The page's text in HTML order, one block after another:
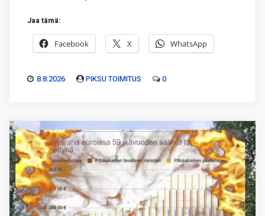
Jaa tämä:
Facebook X WhatsApp
8.8.2026 PIKSU TOIMITUS 0